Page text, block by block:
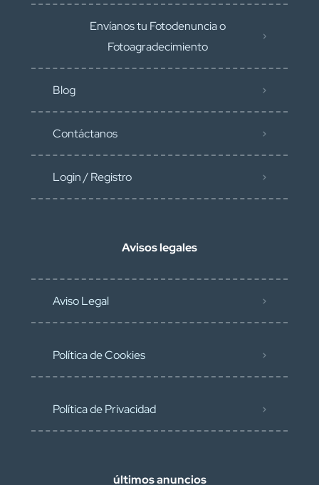
Envíanos tu Fotodenuncia o
Fotoagradecimiento
Blog
Contáctanos
Login / Registro
Avisos legales
Aviso Legal
Política de Cookies
Política de Privacidad
últimos anuncios